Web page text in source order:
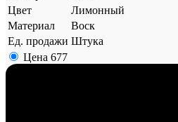
Цвет
Лимонный
Материал
Воск
Ед. продажи Штука
Цена 677